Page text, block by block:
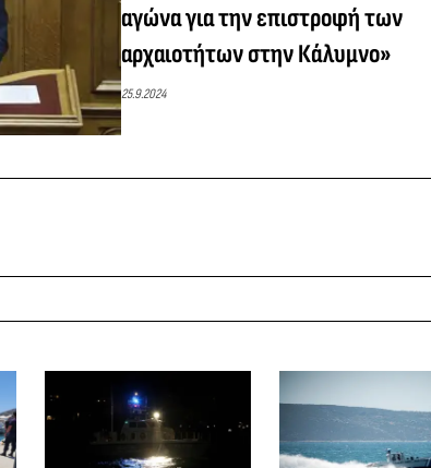
αγώνα για την επιστροφή των
αρχαιοτήτων στην Κάλυμνο»
25.9.2024